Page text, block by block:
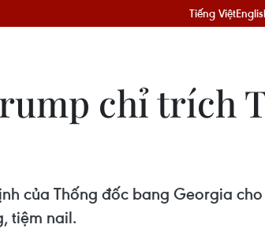
Tiếng Việt
chỉ trích
của Thống đốc bang Georgia
tiệm nail.